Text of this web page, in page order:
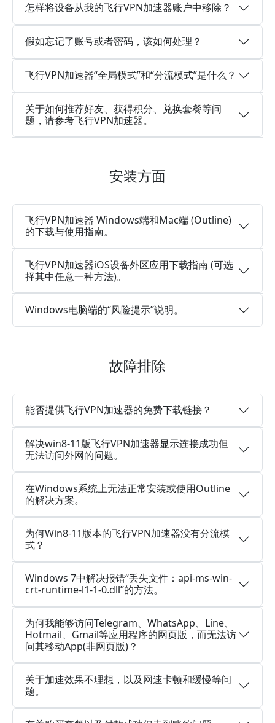
怎样将设备从我的飞行VPN加速器账户中移除？
假如忘记了账号或者密码，该如何处理？
飞行VPN加速器“全局模式”和“分流模式”是什么？
关于如何推荐好友、获得积分、兑换套餐等问
题，请参考飞行VPN加速器。
安装方面
飞行VPN加速器 Windows端和Mac端 (Outline)
的下载与使用指南。
飞行VPN加速器iOS设备外区应用下载指南 (可选
择其中任意一种方法)。
Windows电脑端的“风险提示”说明。
故障排除
能否提供飞行VPN加速器的免费下载链接？
解决win8-11版飞行VPN加速器显示连接成功但
无法访问外网的问题。
在Windows系统上无法正常安装或使用Outline
的解决方案。
为何Win8-11版本的飞行VPN加速器没有分流模
式？
Windows 7中解决报错“丢失文件：api-ms-win-
crt-runtime-l1-1-0.dll”的方法。
为何我能够访问Telegram、WhatsApp、Line、
Hotmail、Gmail等应用程序的网页版，而无法访
问其移动App(非网页版)？
关于加速效果不理想，以及网速卡顿和缓慢等问
题。